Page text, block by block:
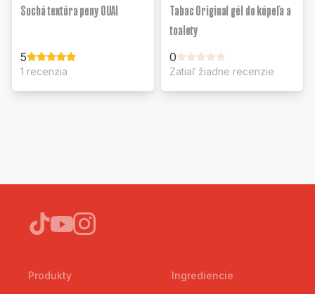
Suchá textúra peny OUAI
5
1 recenzia
Tabac Original gél do kúpeľa a
toalety
0
Zatiaľ žiadne recenzie
Produkty Ingrediencie